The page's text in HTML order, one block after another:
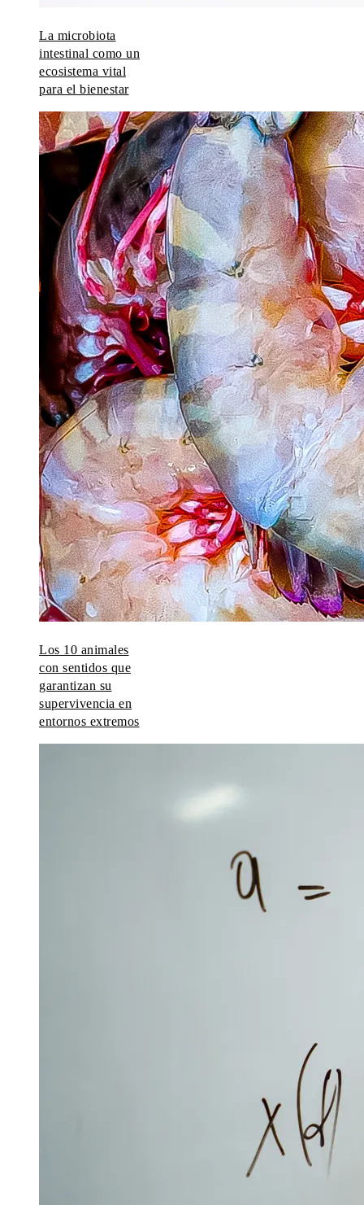
La microbiota
intestinal como un
ecosistema vital
para el bienestar
Los 10 animales
con sentidos que
garantizan su
supervivencia en
entornos extremos